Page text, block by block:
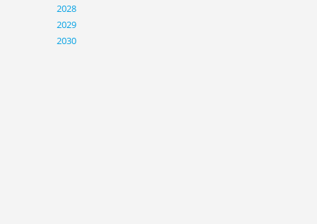
2028
2029
2030